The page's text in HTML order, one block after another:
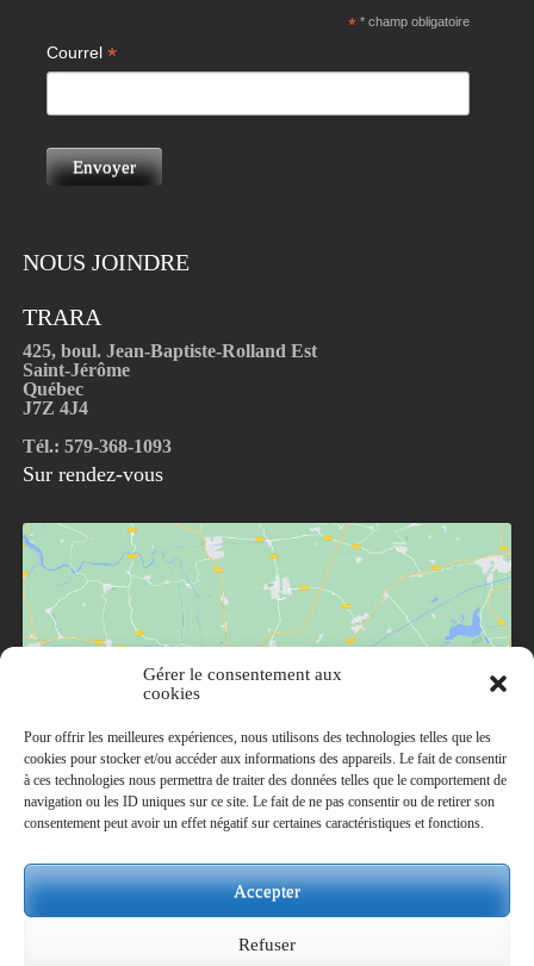
Gérer le consentement aux
cookies
Pour offrir les meilleures expériences, nous utilisons des technologies telles que les
cookies pour stocker et/ou accéder aux informations des appareils. Le fait de consentir
à ces technologies nous permettra de traiter des données telles que le comportement de
navigation ou les ID uniques sur ce site. Le fait de ne pas consentir ou de retirer son
consentement peut avoir un effet négatif sur certaines caractéristiques et fonctions.
Accepter
Refuser
** champ obligatoire
Courrel*
NOUS JOINDRE
TRARA
425, boul. Jean-Baptiste-Rolland Est
Saint-Jérôme
Québec
J7Z 4J4
Tél.: 579-368-1093
Sur rendez-vous
Cliquez pour accepter les cookies marketing et